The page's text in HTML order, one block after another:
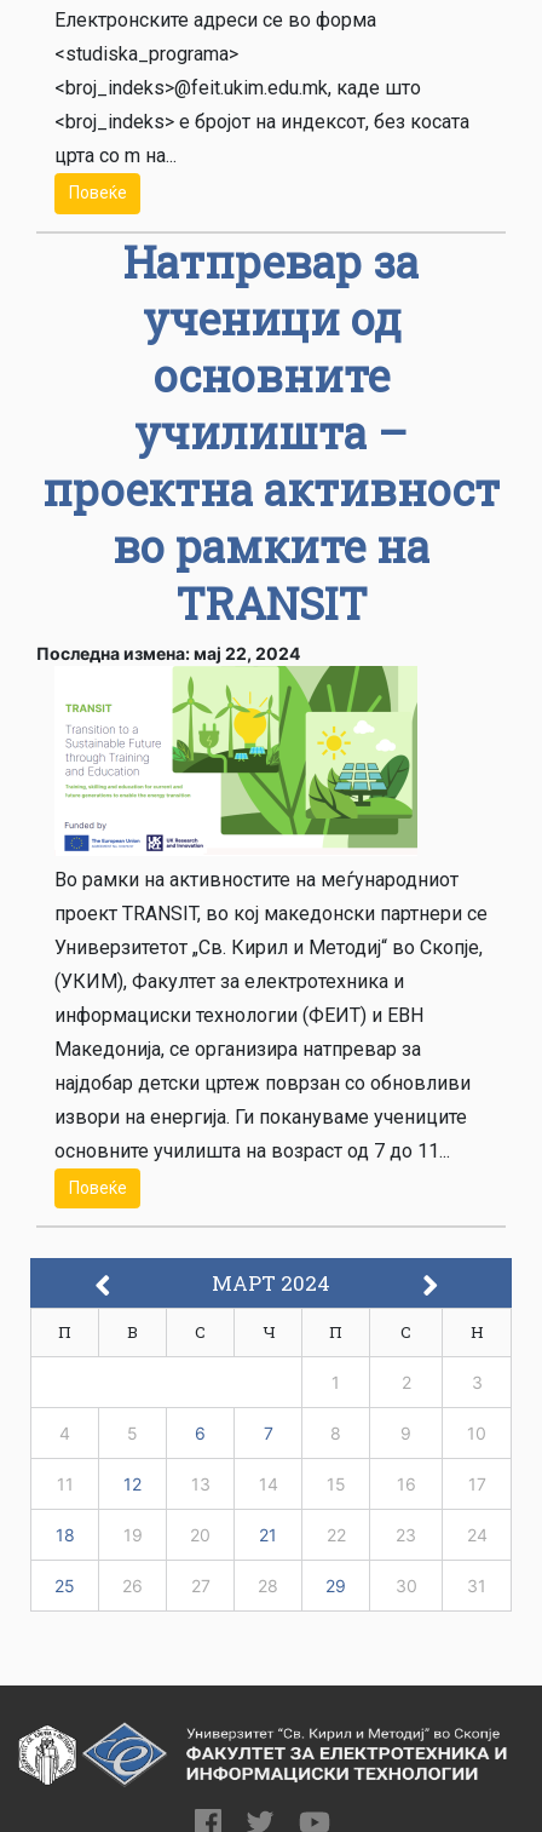
Електронските адреси се во форма
<studiska_programa>
<broj_indeks>@feit.ukim.edu.mk, каде што
<broj_indeks> е бројот на индексот, без косата
црта со m на...
Повеќе
Натпревар за
ученици од
основните
училишта –
проектна активност
во рамките на
TRANSIT
Последна измена: мај 22, 2024
Во рамки на активностите на меѓународниот
проект TRANSIT, во кој македонски партнери се
Универзитетот „Св. Кирил и Методиј“ во Скопје,
(УКИМ), Факултет за електротехника и
информациски технологии (ФЕИТ) и ЕВН
Македонија, се организира натпревар за
најдобар детски цртеж поврзан со обновливи
извори на енергија. Ги покануваме учениците
основните училишта на возраст од 7 до 11...
Повеќе
МАРТ 2024
П В С Ч П С Н
1 2 3
4 5 6 7 8 9 10
11 12 13 14 15 16 17
18 19 20 21 22 23 24
25 26 27 28 29 30 31